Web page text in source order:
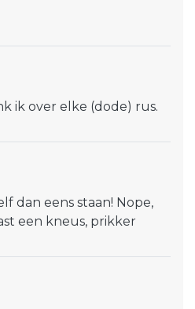
ik over elke (dode) rus.
dan eens staan! Nope,
een kneus, prikker